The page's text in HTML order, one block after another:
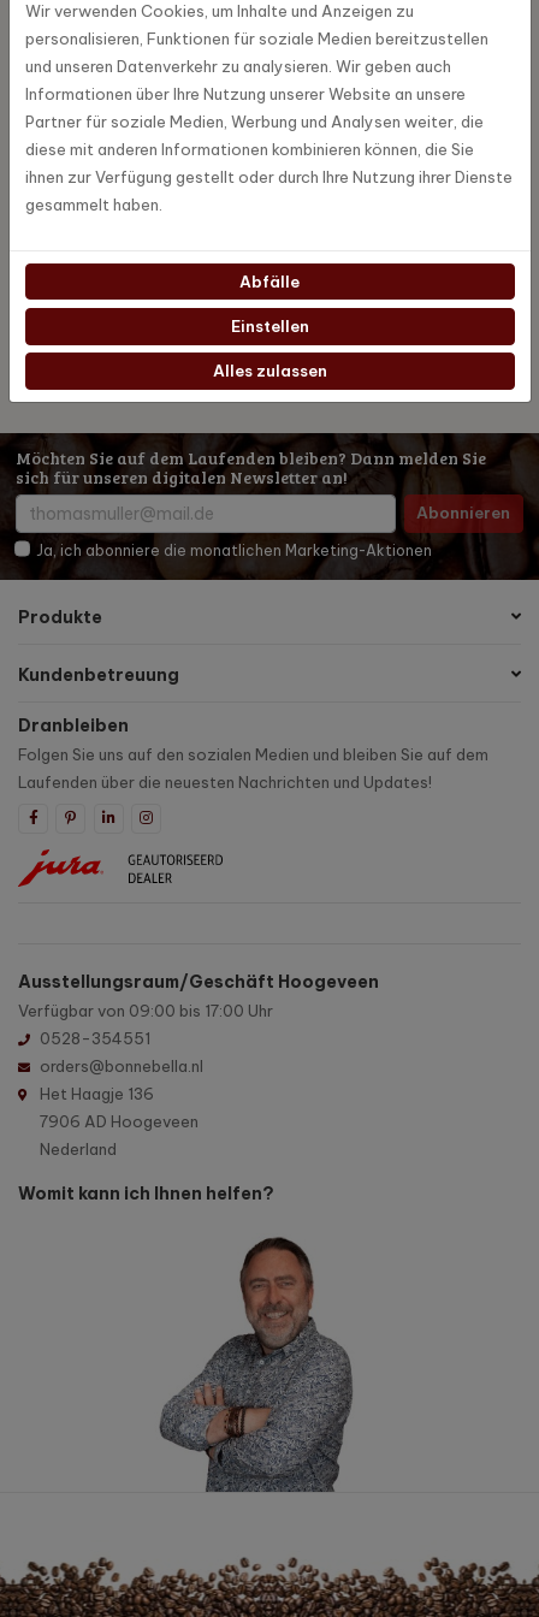
Verlängerungsstück entwickelt. Die Verlängerung CLARIS smart ist
nur für die Filterpatrone CLARIS smart geeignet.
Spezifikationen
Artikel Nummer
Möchten Sie auf dem Laufenden bleiben? Dann melden Sie
sich für unseren digitalen Newsletter an!
Abonnieren
Ja, ich abonniere die monatlichen Marketing-Aktionen
Produkte
Kundenbetreuung
Dranbleiben
Folgen Sie uns auf den sozialen Medien und bleiben Sie auf dem
Laufenden über die neuesten Nachrichten und Updates!
Ausstellungsraum/Geschäft Hoogeveen
Verfügbar von 09:00 bis 17:00 Uhr
0528-354551
orders@bonnebella.nl
Het Haagje 136
7906 AD Hoogeveen
Nederland
Womit kann ich Ihnen helfen?
Wir verwenden Cookies, um Inhalte und Anzeigen zu
personalisieren, Funktionen für soziale Medien bereitzustellen
und unseren Datenverkehr zu analysieren. Wir geben auch
Informationen über Ihre Nutzung unserer Website an unsere
Partner für soziale Medien, Werbung und Analysen weiter, die
diese mit anderen Informationen kombinieren können, die Sie
ihnen zur Verfügung gestellt oder durch Ihre Nutzung ihrer Dienste
gesammelt haben.
Abfälle
Einstellen
Alles zulassen